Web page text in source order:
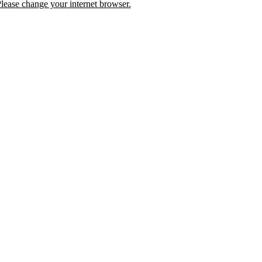
change your internet browser.